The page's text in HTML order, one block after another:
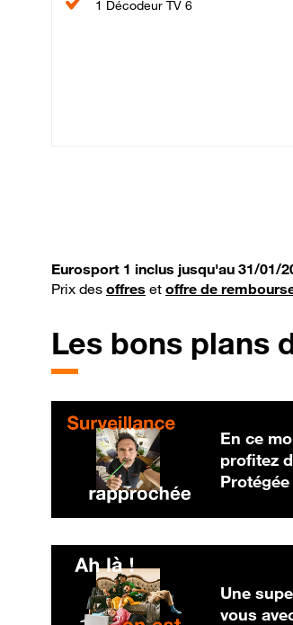
1 Décodeur TV 6
Eurosport 1 inclus jusqu'au 31/01/
Prix des offres et offre de
Les bons plans
En ce
profitez
Protégée
Une
vous